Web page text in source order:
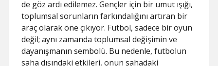
de göz ardı edilemez. Gençler için bir umut ışığı,
toplumsal sorunların farkındalığını artıran bir
araç olarak öne çıkıyor. Futbol, sadece bir oyun
değil; aynı zamanda toplumsal değişimin ve
dayanışmanın sembolü. Bu nedenle, futbolun
saha dışındaki etkileri, onun sahadaki